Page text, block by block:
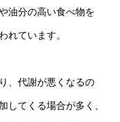
油分の高い食べ物を
れています。
、代謝が悪くなるの
してくる場合が多く、